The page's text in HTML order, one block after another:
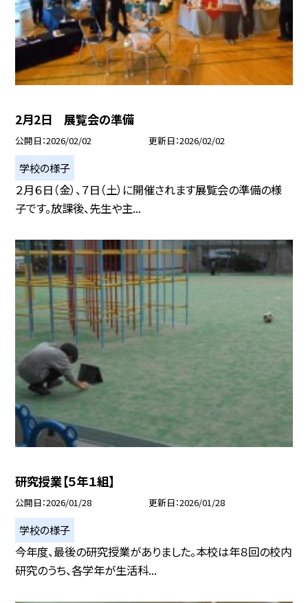
2月2日 展覧会の準備
公開日 2026/02/02 更新日 2026/02/02
学校の様子
２月６日（金）、７日（土）に開催されます展覧会の準備の様
子です。放課後、先生や主...
研究授業【５年１組】
公開日 2026/01/28 更新日 2026/01/28
学校の様子
今年度、最後の研究授業がありました。本校は年８回の校内
研究のうち、各学年が生活科...